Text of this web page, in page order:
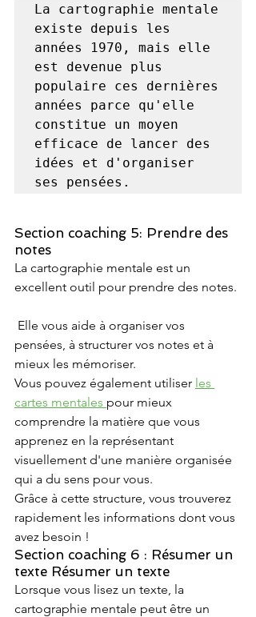
La cartographie mentale
existe depuis les
années 1970, mais elle
est devenue plus
populaire ces dernières
années parce qu'elle
constitue un moyen
efficace de lancer des
idées et d'organiser
ses pensées.
Section coaching 5: Prendre des
notes
La cartographie mentale est un
excellent outil pour prendre des notes.
pensées, à structurer vos notes et à
mieux les mémoriser.
Vous pouvez également utiliser les
cartes mentales pour mieux
comprendre la matière que vous
apprenez en la représentant
visuellement d'une manière organisée
qui a du sens pour vous.
Grâce à cette structure, vous trouverez
rapidement les informations dont vous
avez besoin !
Section coaching 6 : Résumer un
texte Résumer un texte
Lorsque vous lisez un texte, la
cartographie mentale peut être un